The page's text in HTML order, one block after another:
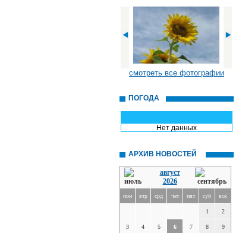
смотреть все фотографии
ПОГОДА
Нет данных
АРХИВ НОВОСТЕЙ
август
2026
пон втр срд чет пят суб вск
1 2
3 4 5 6 7 8 9